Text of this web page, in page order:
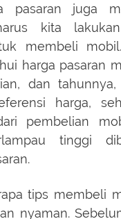
pasaran juga
kita
membeli
harga pasaran
dan
harga,
pembelian
tinggi
tips membeli
nyaman.